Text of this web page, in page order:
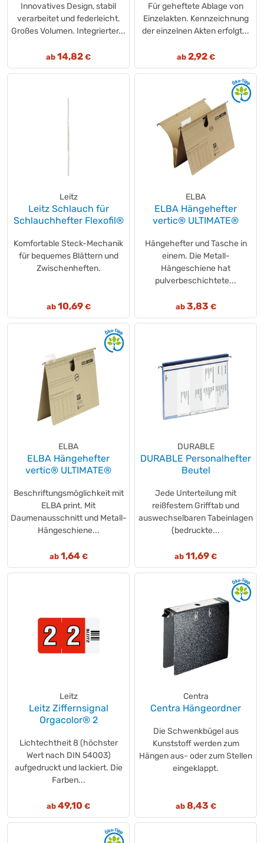
Innovatives Design, stabil
verarbeitet und federleicht.
Großes Volumen. Integrierter...
ab 14,82 €
Für geheftete Ablage von
Einzelakten. Kennzeichnung
der einzelnen Akten erfolgt...
ab 2,92€
Leitz
Leitz Schlauch für
Schlauchhefter Flexofil®
Komfortable Steck-Mechanik
für bequemes Blättern und
Zwischenheften.
ab 10,69€
ELBA
ELBA Hängehefter
vertic® ULTIMATE®
Hängehefter und Tasche in
einem. Die Metall-
Hängeschiene hat
pulverbeschichtete...
ab 3,83 €
ELBA
ELBA Hängehefter
vertic® ULTIMATE®
Beschriftungsmöglichkeit mit
ELBA print. Mit
Daumenausschnitt und Metall-
Hängeschiene...
ab 1,64€
DURABLE
DURABLE Personalhefter
Beutel
Jede Unterteilung mit
reißfestem Grifftab und
auswechselbaren Tabeinlagen
(bedruckte...
ab 11,69 €
Leitz
Leitz Ziffernsignal
Orgacolor® 2
Lichtechtheit 8 (höchster
Wert nach DIN 54003)
aufgedruckt und lackiert. Die
Farben...
ab 49,10 €
Centra
Centra Hängeordner
Die Schwenkbügel aus
Kunststoff werden zum
Hängen aus- oder zum Stellen
eingeklappt.
ab 8,43 €